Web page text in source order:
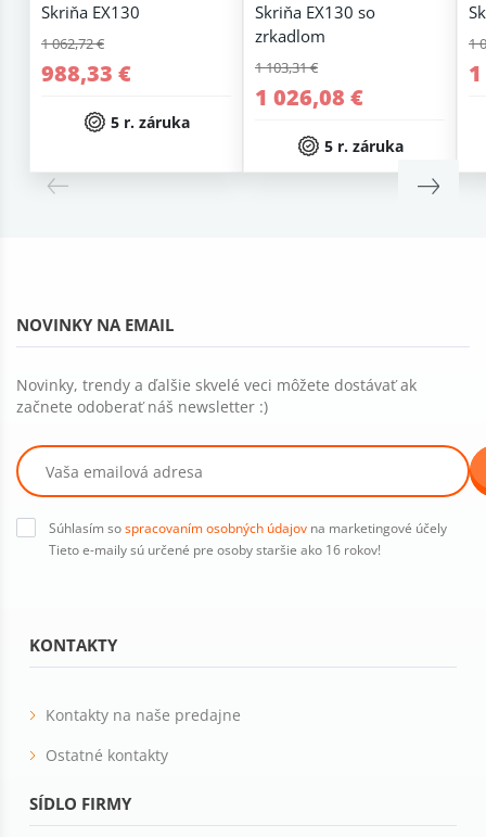
Skriňa EX130
1 062,72 €
988,33 €
5 r. záruka
Skriňa EX130 so
zrkadlom
1 103,31 €
1 026,08 €
5 r. záruka
1
KONTAKTY
Kontakty na naše predajne
Ostatné kontakty
SÍDLO FIRMY
NOVINKY NA EMAIL
Novinky, trendy a ďalšie skvelé veci môžete dostávať ak
začnete odoberať náš newsletter :)
Súhlasím sospracovaním osobných údajov na marketingové účely
Tieto e-maily sú určené pre osoby staršie ako 16 rokov!